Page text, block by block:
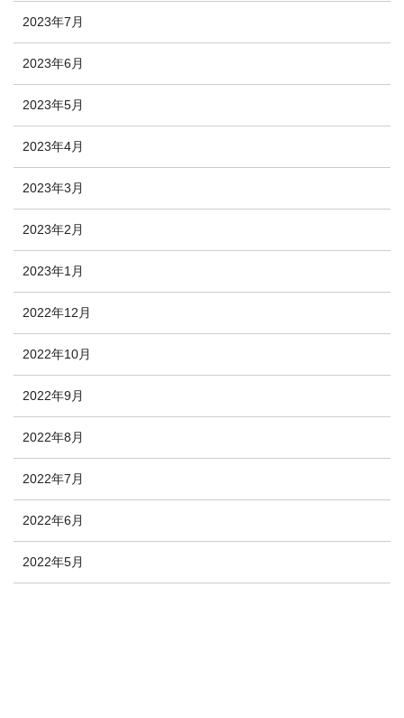
2023年7月
2023年6月
2023年5月
2023年4月
2023年3月
2023年2月
2023年1月
2022年12月
2022年10月
2022年9月
2022年8月
2022年7月
2022年6月
2022年5月